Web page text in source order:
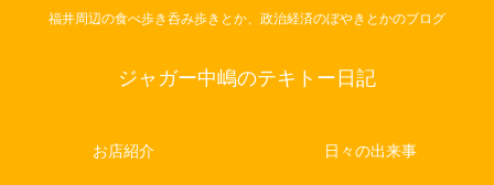
福井周辺の食べ歩き呑み歩きとか、政治経済のぼやきとかのブログ
ジャガー中嶋のテキトー日記
お店紹介 日々の出来事